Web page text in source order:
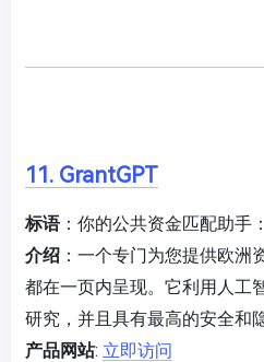
11. GrantGPT
标语：你的公共资金匹配助手
介绍 ：一个专门为您提供欧洲
都在一页内呈现。它利用人工
研究，并且具有最高的安全和
产品网站: 立即访问